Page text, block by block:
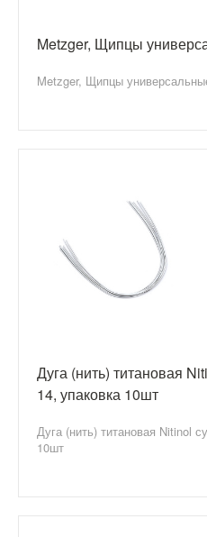
Metzger, Щипцы
Metzger, Щипцы
Дуга (нить) титановая
14, упаковка 10шт
Дуга (нить) титановая Nitinol
10шт